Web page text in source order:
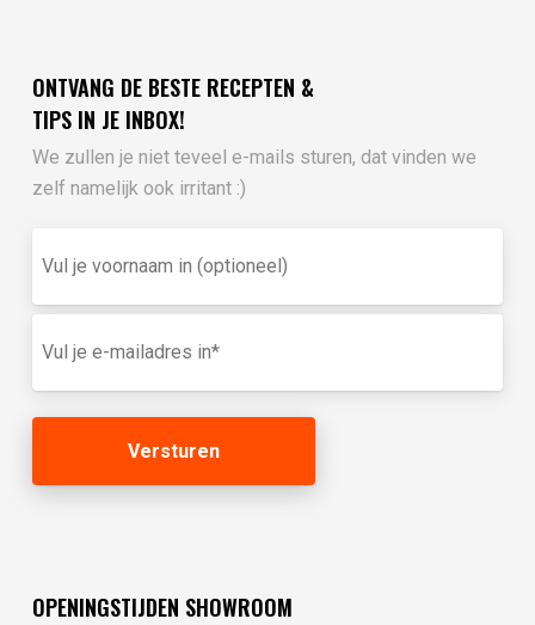
ONTVANG DE BESTE RECEPTEN &
TIPS IN JE INBOX!
We zullen je niet teveel e-mails sturen, dat vinden we
zelf namelijk ook irritant :)
je
in
(optioneel)
mailadres
OPENINGSTIJDEN SHOWROOM